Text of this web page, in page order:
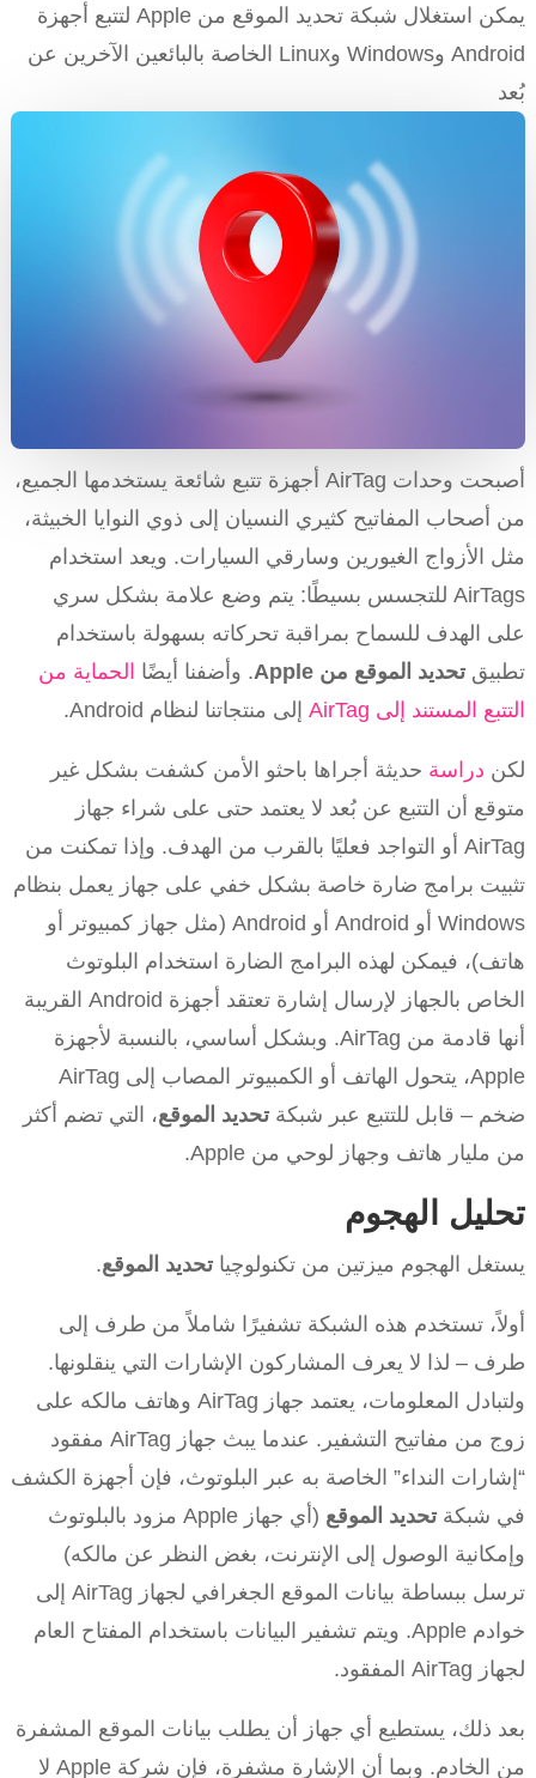
يمكن استغلال شبكة تحديد الموقع من Apple لتتبع أجهزة
Android وWindows وLinux الخاصة بالبائعين الآخرين عن
بُعد
أصبحت وحدات AirTag أجهزة تتبع شائعة يستخدمها الجميع،
من أصحاب المفاتيح كثيري النسيان إلى ذوي النوايا الخبيثة،
مثل الأزواج الغيورين وسارقي السيارات. ويعد استخدام
AirTags للتجسس بسيطًا: يتم وضع علامة بشكل سري
على الهدف للسماح بمراقبة تحركاته بسهولة باستخدام
تطبيق تحديد الموقع من Apple . وأضفنا أيضًا الحماية من
التتبع المستند إلى AirTag
إلى منتجاتنا لنظام Android.
لكن دراسة حديثة أجراها باحثو الأمن كشفت بشكل غير
متوقع أن التتبع عن بُعد لا يعتمد حتى على شراء جهاز
AirTag أو التواجد فعليًا بالقرب من الهدف. وإذا تمكنت من
تثبيت برامج ضارة خاصة بشكل خفي على جهاز يعمل بنظام
Windows أو Android أو Android (مثل جهاز كمبيوتر أو
هاتف)، فيمكن لهذه البرامج الضارة استخدام البلوتوث
الخاص بالجهاز لإرسال إشارة تعتقد أجهزة Android القريبة
أنها قادمة من AirTag. وبشكل أساسي، بالنسبة لأجهزة
Apple، يتحول الهاتف أو الكمبيوتر المصاب إلى AirTag
ضخم – قابل للتتبع عبر شبكة تحديد الموقع، التي تضم أكثر
من مليار هاتف وجهاز لوحي من Apple.
تحليل الهجوم
يستغل الهجوم ميزتين من تكنولوچيا تحديد الموقع.
أولاً، تستخدم هذه الشبكة تشفيرًا شاملاً من طرف إلى
طرف – لذا لا يعرف المشاركون الإشارات التي ينقلونها.
ولتبادل المعلومات، يعتمد جهاز AirTag وهاتف مالكه على
زوج من مفاتيح التشفير. عندما يبث جهاز AirTag مفقود
“إشارات النداء” الخاصة به عبر البلوتوث، فإن أجهزة الكشف
في شبكة تحديد الموقع
(أي جهاز Apple مزود بالبلوتوث
وإمكانية الوصول إلى الإنترنت، بغض النظر عن مالكه)
ترسل ببساطة بيانات الموقع الجغرافي لجهاز AirTag إلى
خوادم Apple. ويتم تشفير البيانات باستخدام المفتاح العام
لجهاز AirTag المفقود.
بعد ذلك، يستطيع أي جهاز أن يطلب بيانات الموقع المشفرة
من الخادم. وبما أن الإشارة مشفرة، فإن شركة Apple لا